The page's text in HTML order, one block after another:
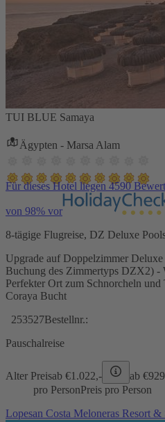
TUI BLUE Samaya
Ägypten - Marsa Alam
Für dieses Hotel liegen 4590
von 98% vor
8-tägige Flugreise, DZ Deluxe
Upgrade auf Doppelzimmer
Buchung des Zimmertyps DZX2) -
Perfekter Ort zum Schnorcheln und
Coraya Bucht
253527Bestellnr.:
Pauschalreise
Alter Preisab €1.022,- ab €
pro PersonPreis pro Person
Lopesan Costa Meloneras Resort &